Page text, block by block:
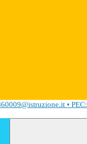
• PEC: